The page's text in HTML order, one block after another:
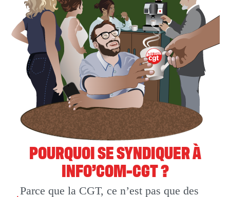
POURQUOI SE SYNDIQUER À
INFO’COM-CGT ?
Parce que la CGT, ce n’est pas que des